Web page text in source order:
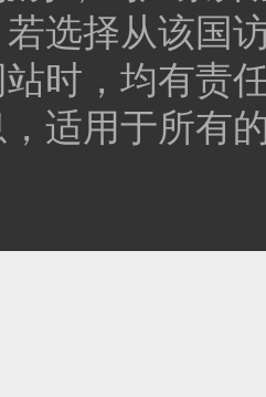
选择从该国
站时，均有责
适用于所有